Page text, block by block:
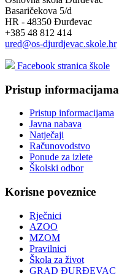
Basaričekova 5/d
HR - 48350 Đurđevac
+385 48 812 414
ured@os-djurdjevac.skole.hr
Facebook stranica škole
Pristup informacijama
Pristup informacijama
Javna nabava
Natječaji
Računovodstvo
Ponude za izlete
Školski odbor
Korisne poveznice
Rječnici
AZOO
MZOM
Pravilnici
Škola za život
GRAD ĐURĐEVAC